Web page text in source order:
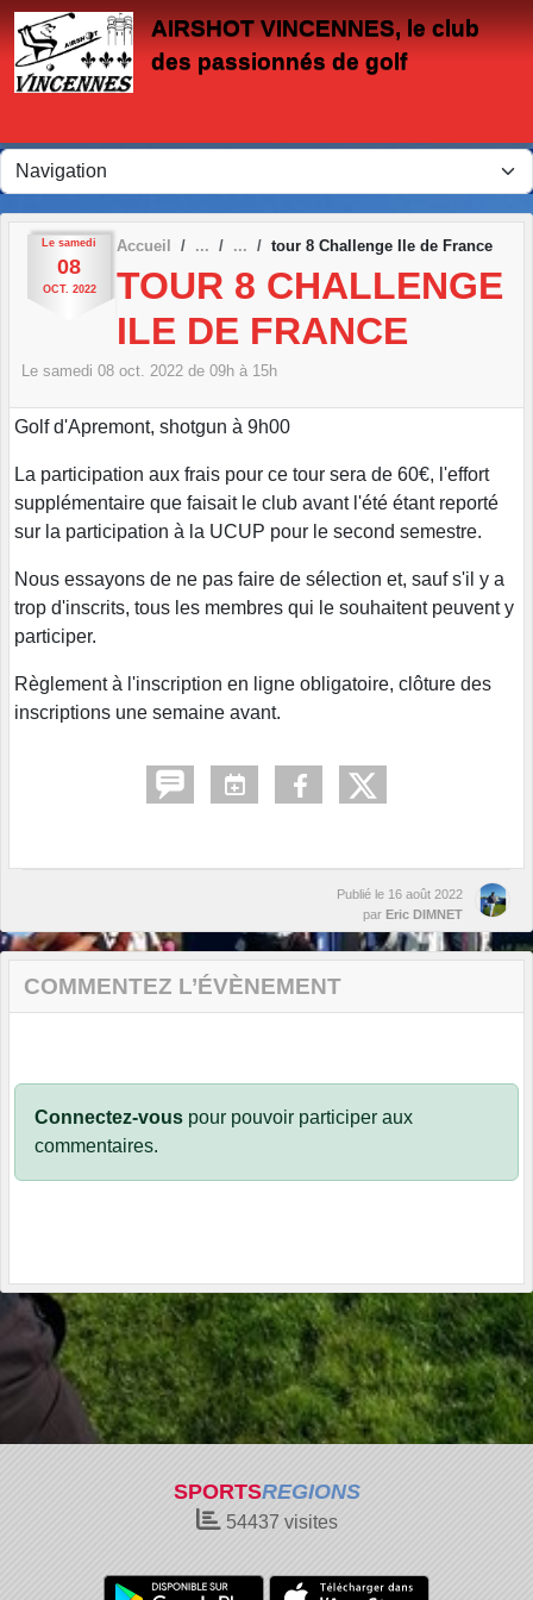
AIRSHOT VINCENNES, le club
des passionnés de golf
Le samedi
08
OCT. 2022
Accueil tour 8 Challenge Ile de France
TOUR 8 CHALLENGE
ILE DE FRANCE
Le samedi 08 oct. 2022 de 09h à 15h
Golf d'Apremont, shotgun à 9h00
La participation aux frais pour ce tour sera de 60€, l'effort
supplémentaire que faisait le club avant l'été étant reporté
sur la participation à la UCUP pour le second semestre.
Nous essayons de ne pas faire de sélection et, sauf s'il y a
trop d'inscrits, tous les membres qui le souhaitent peuvent y
participer.
Règlement à l'inscription en ligne obligatoire, clôture des
inscriptions une semaine avant.
Publié le 16 août 2022
par Eric DIMNET
COMMENTEZ L’ÉVÈNEMENT
Connectez-vous pour pouvoir participer aux
commentaires.
SPORTSREGIONS
54437 visites
Panneau de gestion des cookies